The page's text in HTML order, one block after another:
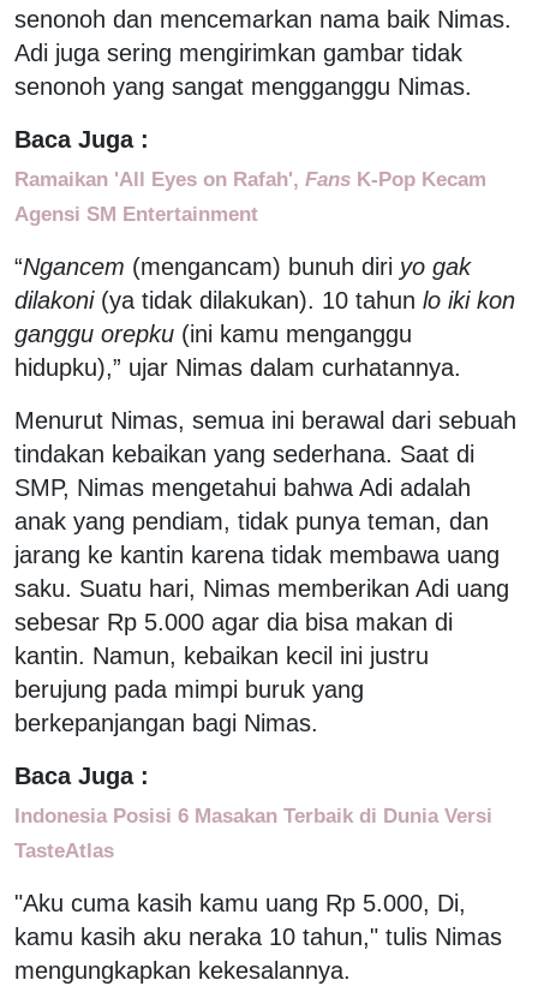
senonoh dan mencemarkan nama baik Nimas.
Adi juga sering mengirimkan gambar tidak
senonoh yang sangat mengganggu Nimas.
Baca Juga :
Ramaikan 'All Eyes on Rafah', Fans K-Pop Kecam
Agensi SM Entertainment
“Ngancem (mengancam) bunuh diri yo gak
dilakoni(ya tidak dilakukan). 10 tahun lo iki kon
ganggu orepku (ini kamu menganggu
hidupku),” ujar Nimas dalam curhatannya.
Menurut Nimas, semua ini berawal dari sebuah
tindakan kebaikan yang sederhana. Saat di
SMP, Nimas mengetahui bahwa Adi adalah
anak yang pendiam, tidak punya teman, dan
jarang ke kantin karena tidak membawa uang
saku. Suatu hari, Nimas memberikan Adi uang
sebesar Rp 5.000 agar dia bisa makan di
kantin. Namun, kebaikan kecil ini justru
berujung pada mimpi buruk yang
berkepanjangan bagi Nimas.
Baca Juga :
Indonesia Posisi 6 Masakan Terbaik di Dunia Versi
TasteAtlas
"Aku cuma kasih kamu uang Rp 5.000, Di,
kamu kasih aku neraka 10 tahun," tulis Nimas
mengungkapkan kekesalannya.